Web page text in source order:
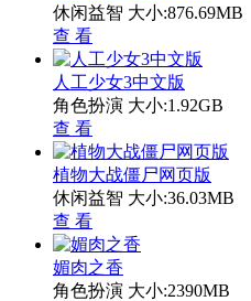
休闲益智 大小:876.69MB
查 看
人工少女3中文版
角色扮演 大小:1.92GB
查 看
植物大战僵尸网页版
休闲益智 大小:36.03MB
查 看
媚肉之香
角色扮演 大小:2390MB